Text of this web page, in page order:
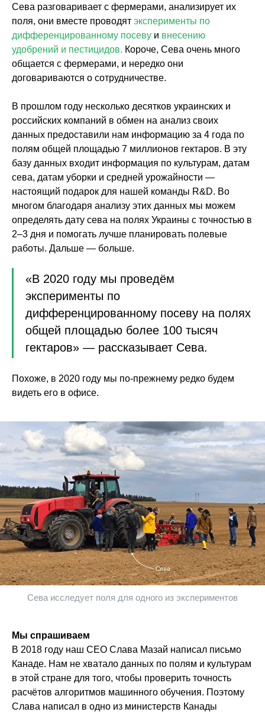
Сева разговаривает с фермерами, анализирует их
поля, они вместе проводят эксперименты по
дифференцированному посеву и внесению
удобрений и пестицидов. Короче, Сева очень много
общается с фермерами, и нередко они
договариваются о сотрудничестве.
В прошлом году несколько десятков украинских и
российских компаний в обмен на анализ своих
данных предоставили нам информацию за 4 года по
полям общей площадью 7 миллионов гектаров. В эту
базу данных входит информация по культурам, датам
сева, датам уборки и средней урожайности —
настоящий подарок для нашей команды R&D. Во
многом благодаря анализу этих данных мы можем
определять дату сева на полях Украины с точностью в
2–3 дня и помогать лучше планировать полевые
работы. Дальше — больше.
«В 2020 году мы проведём
эксперименты по
дифференцированному посеву на полях
общей площадью более 100 тысяч
гектаров» — рассказывает Сева.
Похоже, в 2020 году мы по-прежнему редко будем
видеть его в офисе.
Сева исследует поля для одного из экспериментов
Мы спрашиваем
В 2018 году наш CEO Слава Мазай написал письмо
Канаде. Нам не хватало данных по полям и культурам
в этой стране для того, чтобы проверить точность
расчётов алгоритмов машинного обучения. Поэтому
Слава написал в одно из министерств Канады